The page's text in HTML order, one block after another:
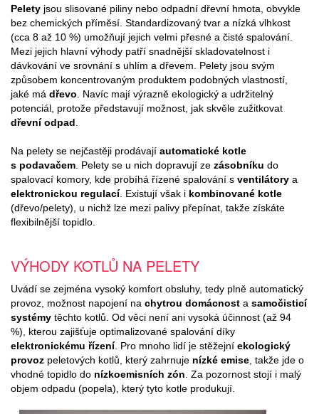
Pelety jsou slisované piliny nebo odpadní dřevní hmota, obvykle
bez chemických příměsí. Standardizovaný tvar a nízká vlhkost
(cca 8 až 10 %) umožňují jejich velmi přesné a čisté spalování.
Mezi jejich hlavní výhody patří snadnější skladovatelnost i
dávkování ve srovnání s uhlím a dřevem. Pelety jsou svým
způsobem koncentrovaným produktem podobných vlastností,
jaké má dřevo . Navíc mají výrazně ekologický a udržitelný
potenciál, protože představují možnost, jak skvěle zužitkovat
dřevní odpad
Na pelety se nejčastěji prodávají automatické kotle
s podavačem . Pelety se u nich dopravují ze zásobníku do
spalovací komory, kde probíhá řízené spalování s ventilátory a
elektronickou regulací. Existují však i kombinované kotle
(dřevo/pelety), u nichž lze mezi palivy přepínat, takže získáte
flexibilnější topidlo.
VÝHODY KOTLŮ NA PELETY
Uvádí se zejména vysoký komfort obsluhy, tedy plně automatický
provoz, možnost napojení na chytrou domácnost a samočisticí
systémy těchto kotlů. Od věci není ani vysoká účinnost (až 94
%), kterou zajišťuje optimalizované spalování díky
elektronickému řízení. Pro mnoho lidí je stěžejní ekologický
provoz peletových kotlů, který zahrnuje nízké emise , takže jde o
vhodné topidlo do nízkoemisních zón . Za pozornost stojí i malý
objem odpadu (popela), který tyto kotle produkují.